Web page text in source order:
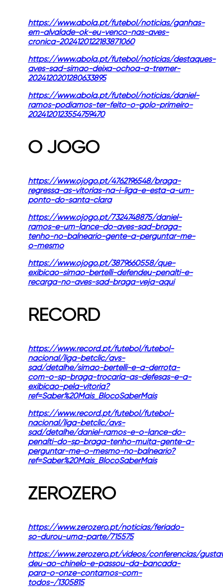
https://www.abola.pt/futebol/noticias/ganhas-
em-alvalade-ok-eu-venco-nas-aves-
cronica-2024120122183871060
https://www.abola.pt/futebol/noticias/destaques-
aves-sad-simao-deixa-ochoa-a-tremer-
2024120201280633895
https://www.abola.pt/futebol/noticias/daniel-
ramos-podiamos-ter-feito-o-golo-primeiro-
2024120123554759470
O JOGO
https://www.ojogo.pt/4762196548/braga-
regressa-as-vitorias-na-i-liga-e-esta-a-um-
ponto-do-santa-clara
https://www.ojogo.pt/7324748875/daniel-
ramos-e-um-lance-do-aves-sad-braga-
tenho-no-balneario-gente-a-perguntar-me-
o-mesmo
https://www.ojogo.pt/3879660558/que-
exibicao-simao-bertelli-defendeu-penalti-e-
recarga-no-aves-sad-braga-veja-aqui
RECORD
https://www.record.pt/futebol/futebol-
nacional/liga-betclic/avs-
sad/detalhe/simao-bertelli-e-a-derrota-
com-o-sp-braga-trocaria-as-defesas-e-a-
exibicao-pela-vitoria?
ref=Saber%20Mais_BlocoSaberMais
https://www.record.pt/futebol/futebol-
nacional/liga-betclic/avs-
sad/detalhe/daniel-ramos-e-o-lance-do-
penalti-do-sp-braga-tenho-muita-gente-a-
perguntar-me-o-mesmo-no-balneario?
ref=Saber%20Mais_BlocoSaberMais
ZEROZERO
https://www.zerozero.pt/noticias/feriado-
so-durou-uma-parte/715575
https://www.zerozero.pt/videos/conferencias/
deu-ao-chinelo-e-passou-da-bancada-
para-o-onze-contamos-com-
todos-/1305815